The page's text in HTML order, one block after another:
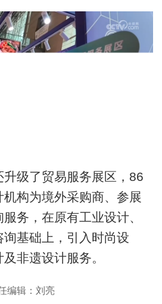
级了贸易服务展区，86
构为境外采购商、参展
务，在原有工业设计、
基础上，引入时尚设
非遗设计服务。
编辑：刘亮